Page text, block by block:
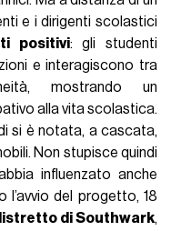
e i dirigenti scolastici
positivi: gli studenti
e interagiscono tra
mostrando un
alla vita scolastica.
si è notata, a cascata,
Non stupisce quindi
influenzato anche
del progetto, 18
di Southwark,